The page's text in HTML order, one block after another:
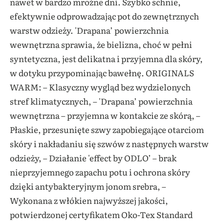
efektywnie odprowadzając pot do zewnętrznych
warstw odzieży. 'Drapana’ powierzchnia
wewnętrzna sprawia, że bielizna, choć w pełni
syntetyczna, jest delikatna i przyjemna dla skóry,
w dotyku przypominając bawełnę. ORIGINALS
WARM: – Klasyczny wygląd bez wydzielonych
stref klimatycznych, – 'Drapana’ powierzchnia
wewnętrzna – przyjemna w kontakcie ze skórą, –
Płaskie, przesunięte szwy zapobiegające otarciom
skóry i nakładaniu się szwów z następnych warstw
odzieży, – Działanie 'effect by ODLO’ – brak
nieprzyjemnego zapachu potu i ochrona skóry
dzięki antybakteryjnym jonom srebra, –
Wykonana z włókien najwyższej jakości,
potwierdzonej certyfikatem Oko-Tex Standard